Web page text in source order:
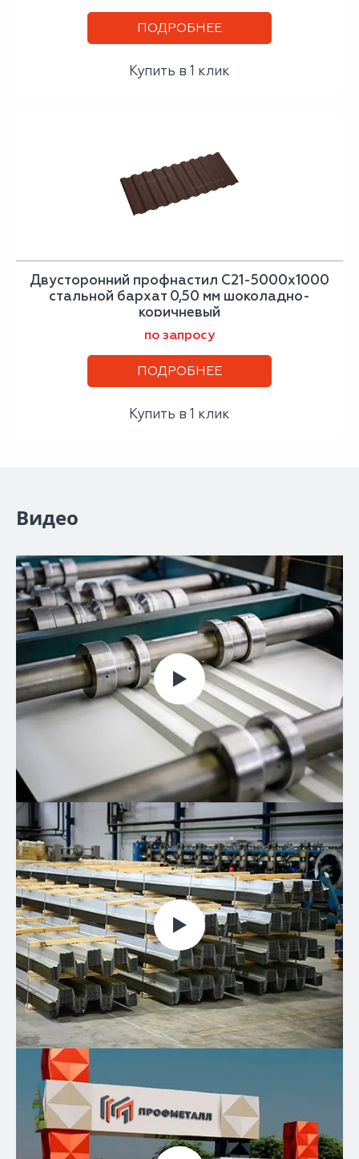
ПОДРОБНЕЕ
Купить в 1 клик
Двусторонний профнастил С21-5000х1000
стальной бархат 0,50 мм шоколадно-
коричневый
по запросу
ПОДРОБНЕЕ
Купить в 1 клик
Видео